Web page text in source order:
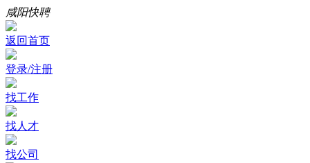
咸阳快聘
返回首页
登录/注册
找工作
找人才
找公司